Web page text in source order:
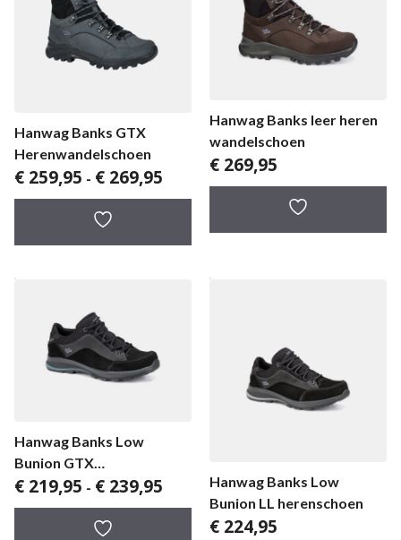
Hanwag Banks GTX
Herenwandelschoen
€ 259,95 - € 269,95 Prijsklasse:
€ 259,95
Hanwag Banks leer heren
wandelschoen
€ 269,95
Hanwag Banks Low
Bunion GTX
herenwandelschoen
€ 219,95 - € 239,95 Prijsklasse:
€ 219,95
€ 239,95
Hanwag Banks Low
Bunion LL herenschoen
€ 224,95